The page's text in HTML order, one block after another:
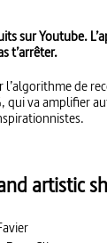
sur Youtube.
t’arrêter.
l’algorithme de
qui va amplifier
artistic